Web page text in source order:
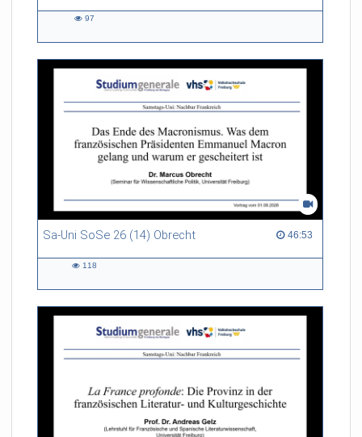
97
Sa-Uni SoSe 26 (14) Obrecht 46:53
46:53 duration
118